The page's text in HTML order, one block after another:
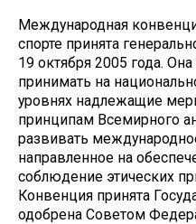
Международная
спорте принята
19 октября 2005 года.
принимать на
уровнях надлежащие
принципам Всемирного
развивать
направленное на
соблюдение этических
Конвенция принята
одобрена Советом